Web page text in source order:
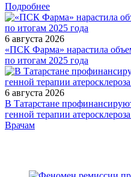
Подробнее
6 августа 2026
«ПСК Фарма» нарастила
по итогам 2025 года
6 августа 2026
В Татарстане
генной терапии
/legislation/law/Prikaz-
Врачам